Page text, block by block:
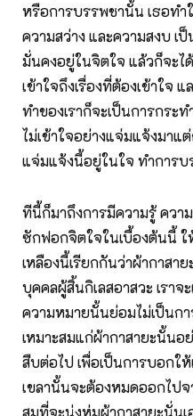
หรือการบรรพชานั้น เธอทำ
ความสว่าง และความสงบ
มั่นคงอยู่ในจิตใจ แล้วก็จะ
เข้าใจถึงเรื่องที่ต้องเข้าใจ
ทำของเราก็จะเป็นการกระ
ไม่เข้าใจอย่างแจ่มแจ้งมาแ
แจ่มแจ้งนี้อยู่ในใจ ทำการบ
ทีนี้ก็มาถึงการมีความรู้ ควา
ซักฟอกจิตใจในเบื้องต้นนี้ ใ
เหลืองนี้เรียกกันว่าผ้ากาส
บุคคลผู้สิ้นกิเลสอาสวะ เรา
ความหมายนั้นย่อมไม่เป็นกา
เหมาะสมแก่ผ้ากาสายะนั้น
สืบต่อไป เพื่อเป็นการบอกใ
เขลานั้นจะต้องหมดออกไป
สมที่จะนุ่งห่มผ้ากาสายะนั่นเ